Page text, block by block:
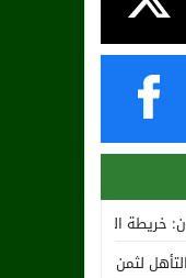
المغرب تثير استياء
لثمن نهائي مونديال